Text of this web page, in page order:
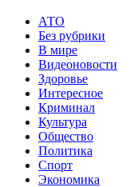
АТО
Без рубрики
В мире
Видеоновости
Здоровье
Интересное
Криминал
Культура
Общество
Политика
Спорт
Экономика